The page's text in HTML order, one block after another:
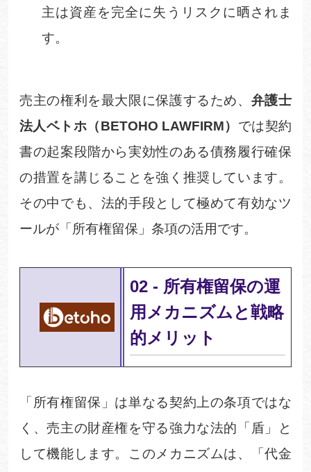
主は資産を完全に失うリスクに晒されま
す。
売主の権利を最大限に保護するため、 弁護士
法人ベトホ（BETOHO LAWFIRM） では契約
書の起案段階から実効性のある債務履行確保
の措置を講じることを強く推奨しています。
その中でも、法的手段として極めて有効なツ
ールが「所有権留保」条項の活用です。
02 - 所有権留保の運
用メカニズムと戦略
的メリット
「所有権留保」は単なる契約上の条項ではな
く、売主の財産権を守る強力な法的「盾」と
して機能します。このメカニズムは、「代金